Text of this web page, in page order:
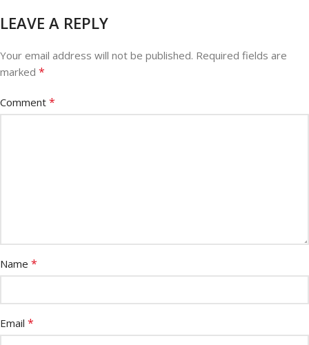
LEAVE A REPLY
Your email address will not be published. Required fields are
marked *
Comment *
Name *
Email *